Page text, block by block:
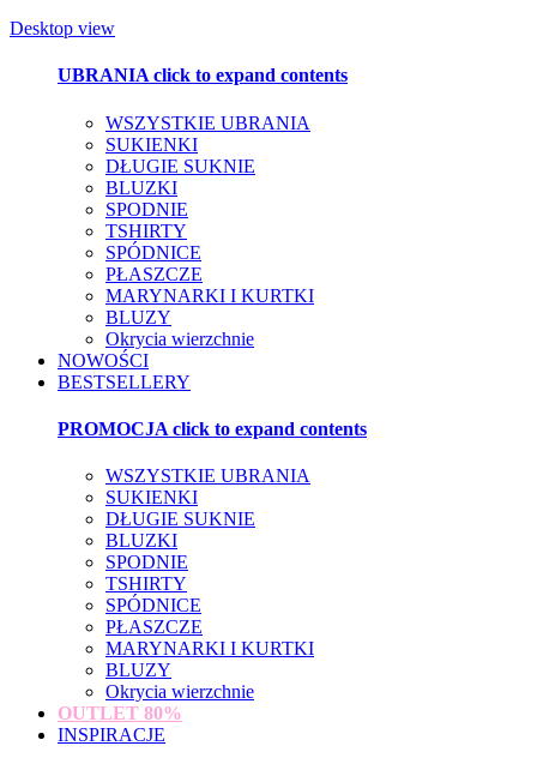
Desktop view
UBRANIAclick to expand contents
WSZYSTKIE UBRANIA
SUKIENKI
DŁUGIE SUKNIE
BLUZKI
SPODNIE
TSHIRTY
SPÓDNICE
PŁASZCZE
MARYNARKI I KURTKI
BLUZY
Okrycia wierzchnie
NOWOŚCI
BESTSELLERY
PROMOCJA click to expand contents
WSZYSTKIE UBRANIA
SUKIENKI
DŁUGIE SUKNIE
BLUZKI
SPODNIE
TSHIRTY
SPÓDNICE
PŁASZCZE
MARYNARKI I KURTKI
BLUZY
Okrycia wierzchnie
OUTLET 80%
INSPIRACJE